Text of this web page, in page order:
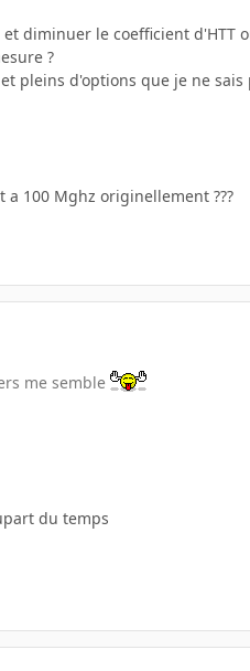
diminuer le coefficient d'HTT
?
pleins d'options que je ne sais
100 Mghz originellement ???
me semble
du temps